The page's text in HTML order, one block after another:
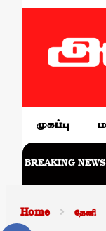
முகப்பு
BREAKING NEWS
Home தேனி